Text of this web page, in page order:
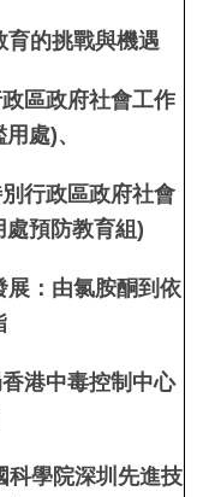
育的挑戰與機遇
區政府社會工作
處)、
行政區政府社會
預防教育組)
展：由氯胺酮到依
港中毒控制中心
科學院深圳先進技